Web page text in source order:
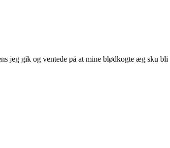
jeg gik og ventede på at mine blødkogte æg